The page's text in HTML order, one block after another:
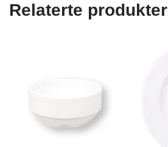
Relaterte produkter